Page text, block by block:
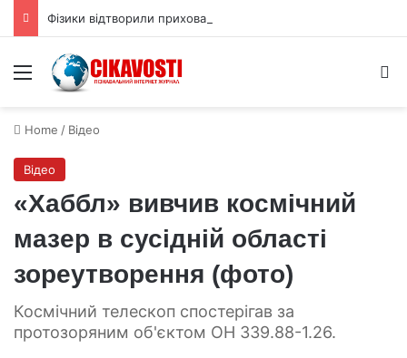
Menu
Home / Відео
Відео
«Хаббл» вивчив космічний
мазер в сусідній області
зореутворення (фото)
Космічний телескоп спостерігав за
протозоряним об'єктом OH 339.88-1.26.